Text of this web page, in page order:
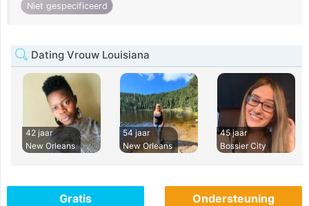
Niet gespecificeerd
Dating Vrouw Louisiana
42 jaar
New Orleans
54 jaar
New Orleans
45 jaar
Bossier City
Gratis Ondersteuning